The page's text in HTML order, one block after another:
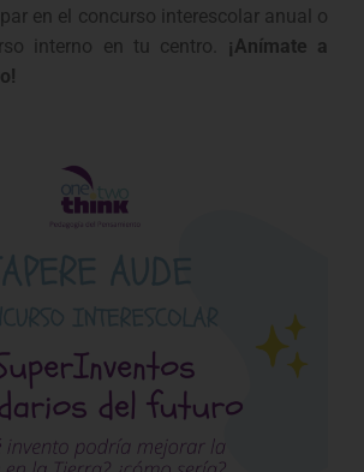
en el concurso interescolar anual o
interno en tu centro.
¡Anímate a